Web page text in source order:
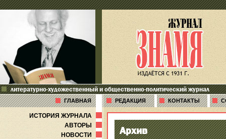
литературно-художественный и общественно-политический журнал
ГЛАВНАЯ РЕДАКЦИЯ КОНТАКТЫ
ИСТОРИЯ ЖУРНАЛА
АВТОРЫ
НОВОСТИ
Архив